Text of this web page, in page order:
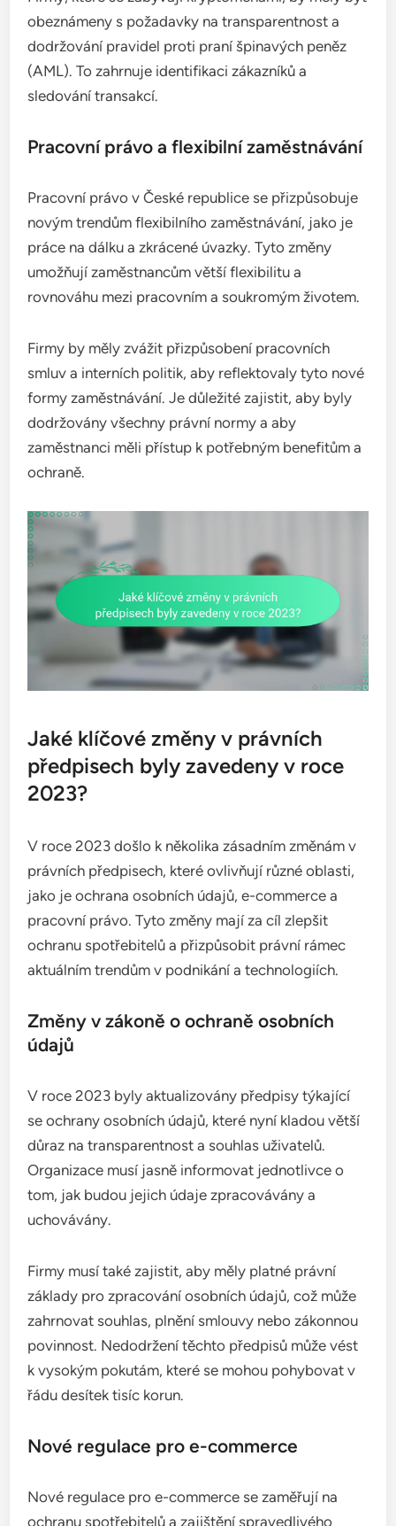
obeznámeny s požadavky na transparentnost a
dodržování pravidel proti praní špinavých peněz
(AML). To zahrnuje identifikaci zákazníků a
sledování transakcí.
Pracovní právo a flexibilní zaměstnávání
Pracovní právo v České republice se přizpůsobuje
novým trendům flexibilního zaměstnávání, jako je
práce na dálku a zkrácené úvazky. Tyto změny
umožňují zaměstnancům větší flexibilitu a
rovnováhu mezi pracovním a soukromým životem.
Firmy by měly zvážit přizpůsobení pracovních
smluv a interních politik, aby reflektovaly tyto nové
formy zaměstnávání. Je důležité zajistit, aby byly
dodržovány všechny právní normy a aby
zaměstnanci měli přístup k potřebným benefitům a
ochraně.
Jaké klíčové změny v právních
předpisech byly zavedeny v roce
2023?
V roce 2023 došlo k několika zásadním změnám v
právních předpisech, které ovlivňují různé oblasti,
jako je ochrana osobních údajů, e-commerce a
pracovní právo. Tyto změny mají za cíl zlepšit
ochranu spotřebitelů a přizpůsobit právní rámec
aktuálním trendům v podnikání a technologiích.
Změny v zákoně o ochraně osobních
údajů
V roce 2023 byly aktualizovány předpisy týkající
se ochrany osobních údajů, které nyní kladou větší
důraz na transparentnost a souhlas uživatelů.
Organizace musí jasně informovat jednotlivce o
tom, jak budou jejich údaje zpracovávány a
uchovávány.
Firmy musí také zajistit, aby měly platné právní
základy pro zpracování osobních údajů, což může
zahrnovat souhlas, plnění smlouvy nebo zákonnou
povinnost. Nedodržení těchto předpisů může vést
k vysokým pokutám, které se mohou pohybovat v
řádu desítek tisíc korun.
Nové regulace pro e-commerce
Nové regulace pro e-commerce se zaměřují na
ochranu spotřebitelů a zajištění spravedlivého